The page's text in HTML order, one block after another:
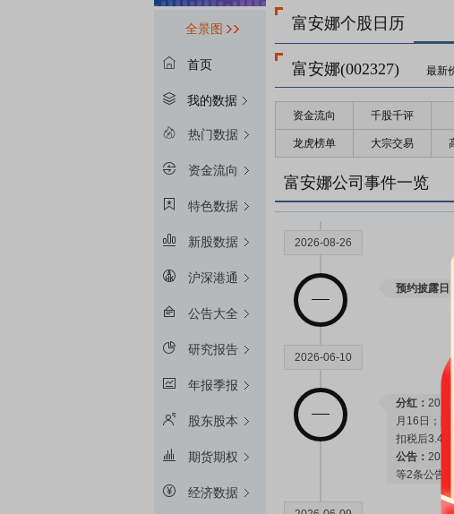
全景图
首页
我的数据
热门数据
资金流向
特色数据
新股数据
沪深港通
公告大全
研究报告
年报季报
股东股本
期货期权
经济数据
富安娜个股日历
富安娜(002327) 最新
资金流向 千股千评
龙虎榜单 大宗交易
富安娜公司事件一览
2027-11-25
限售解禁日：
2026-08-26
预约披露日：
2026-06-10
分红：
月16日；
扣税后
公告： 2026
等2条公告